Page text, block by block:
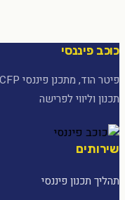
כוכב פיננסי
פיטר הוד, מתכנן פיננסי CFP
תכנון וליווי לפרישה
שירותים
תהליך תכנון פיננסי